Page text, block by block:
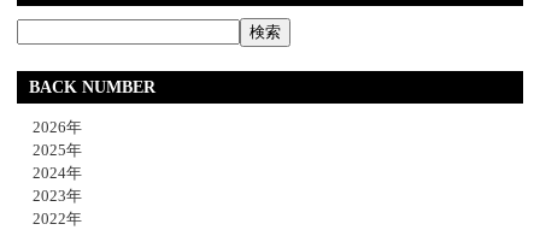
BACK NUMBER
2026年
2025年
2024年
2023年
2022年